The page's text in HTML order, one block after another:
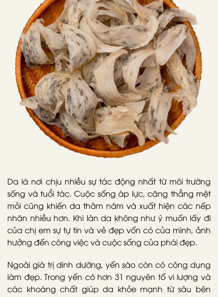
Da là nơi chịu nhiều sự tác động nhất từ môi trường
sống và tuổi tác. Cuộc sống áp lực, căng thẳng mệt
mỏi cũng khiến da thâm nám và xuất hiện các nếp
nhăn nhiều hơn. Khi làn da không như ý muốn lấy đi
của chị em sự tự tin và vẻ đẹp vốn có của mình, ảnh
hưởng đến công việc và cuộc sống của phái đẹp.
Ngoài giá trị dinh dưỡng, yến sào còn có công dụng
làm đẹp. Trong yến có hơn 31 nguyên tố vi lượng và
các khoáng chất giúp da khỏe mạnh từ sâu bên